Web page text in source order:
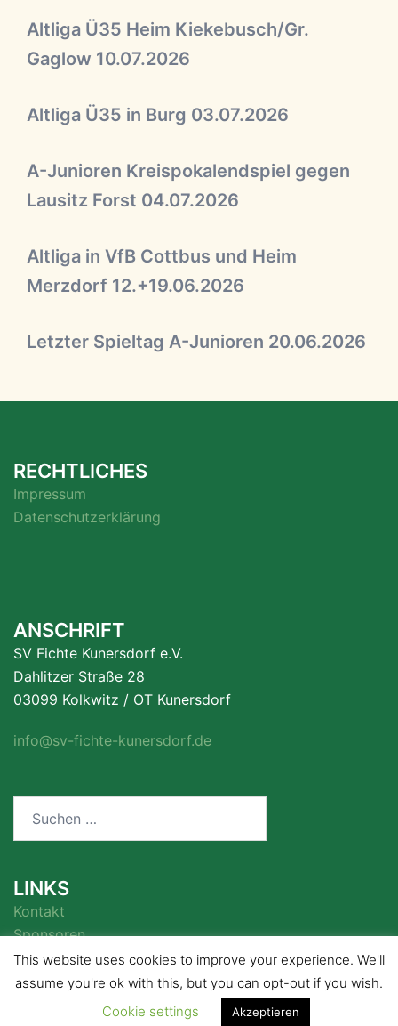
Altliga Ü35 Heim Kiekebusch/Gr.
Gaglow 10.07.2026
Altliga Ü35 in Burg 03.07.2026
A-Junioren Kreispokalendspiel gegen
Lausitz Forst 04.07.2026
Altliga in VfB Cottbus und Heim
Merzdorf 12.+19.06.2026
Letzter Spieltag A-Junioren 20.06.2026
RECHTLICHES
Impressum
Datenschutzerklärung
ANSCHRIFT
SV Fichte Kunersdorf e.V.
Dahlitzer Straße 28
03099 Kolkwitz / OT Kunersdorf
info@sv-fichte-kunersdorf.de
LINKS
Kontakt
Sponsoren
This website uses cookies to improve your experience. We'll
assume you're ok with this, but you can opt-out if you wish.
Cookie settings
Akzeptieren